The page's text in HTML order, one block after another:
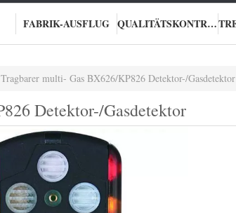
FABRIK-AUSFLUG QUALITÄTSKONTROLLE
Tragbarer multi- Gas BX626/KP826 Detektor-/Gasdetektor
Detektor-/Gasdetektor